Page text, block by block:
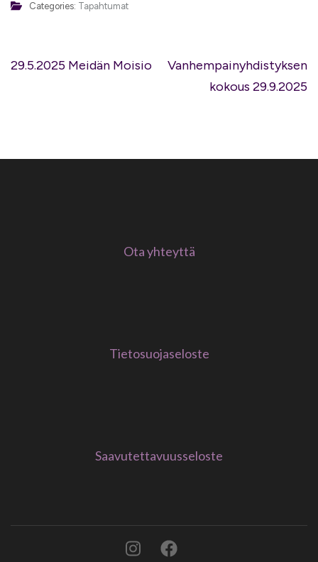
Categories: Tapahtumat
Artikkelien
29.5.2025 Meidän Moisio
Vanhempainyhdistyksen
kokous 29.9.2025
Ota yhteyttä
Tietosuojaseloste
Saavutettavuusseloste